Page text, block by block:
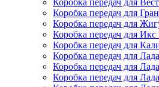
Коробка передач для
Коробка передач для
Коробка передач для
Коробка передач для Икс
Коробка передач для
Коробка передач для
Коробка передач для
Коробка передач для